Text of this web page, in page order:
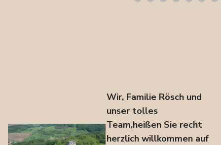
Wir, Familie Rösch und
unser tolles
Team,heißen Sie recht
herzlich willkommen auf